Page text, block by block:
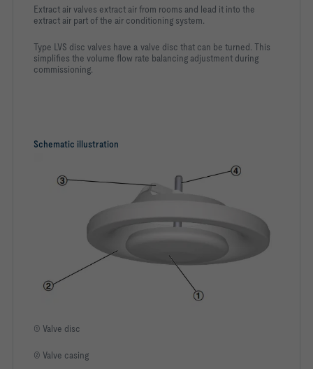
Schematic illustration
① Valve disc
② Valve casing
Extract air valves extract air from rooms and lead it into the
extract air part of the air conditioning system.
Type LVS disc valves have a valve disc that can be turned. This
simplifies the volume flow rate balancing adjustment during
commissioning.